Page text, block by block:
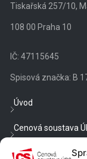
Tiskařská 257/10,
108 00 Praha 10
IČ: 47115645
Spisová značka: B
Úvod
Cenová soustava
Veřejné zakázky